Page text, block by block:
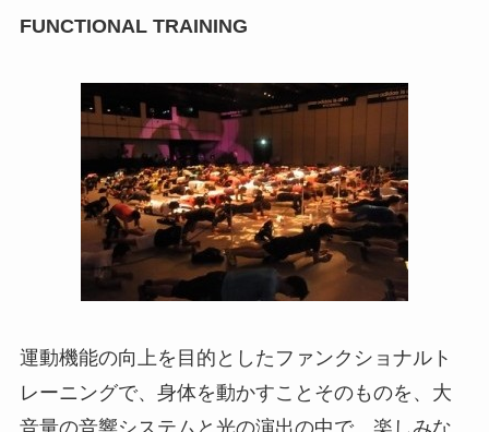
FUNCTIONAL TRAINING
運動機能の向上を目的としたファンクショナルト
レーニングで、身体を動かすことそのものを、大